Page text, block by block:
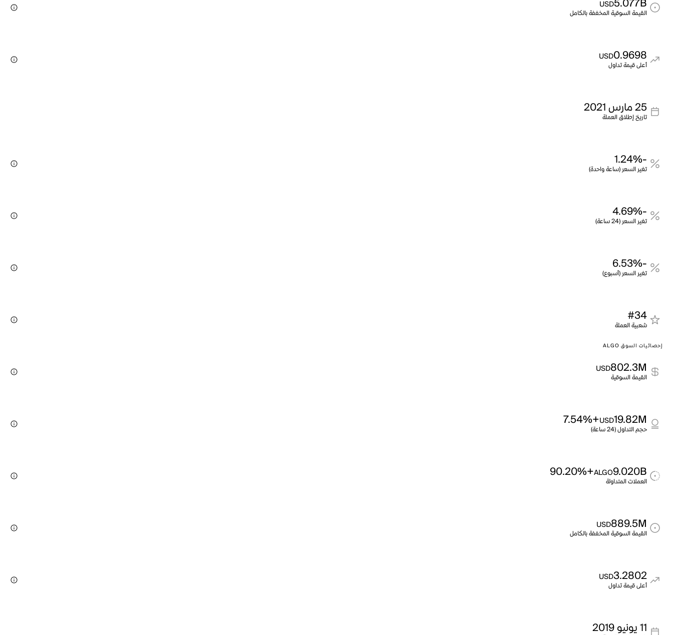
5.077B
USD
القيمة السوقية المخففة بالكامل
0.9698
USD
أعلى قيمة تداول
25 مارس 2021
تاريخ إطلاق العملة
-1.24%
تغير السعر (ساعة واحدة)
-4.69%
تغير السعر (24 ساعة)
-6.53%
تغير السعر (أسبوع)
#34
شعبية العملة
إحصائيات السوق ALGO
802.3M
USD
القيمة السوقية
19.82M
USD
+7.54%
حجم التداول (24 ساعة)
9.020B
ALGO
+90.20%
العملات المتداولة
889.5M
USD
القيمة السوقية المخففة بالكامل
3.2802
USD
أعلى قيمة تداول
11 يونيو 2019